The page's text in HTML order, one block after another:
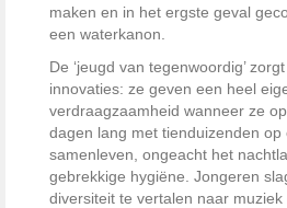
maken en in het ergste geval
een waterkanon.
De ‘jeugd van tegenwoordig’
innovaties: ze geven een heel
verdraagzaamheid wanneer ze
dagen lang met tienduizenden op
samenleven, ongeacht het
gebrekkige hygiëne. Jongeren
diversiteit te vertalen naar